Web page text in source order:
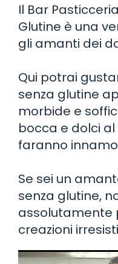
Il Bar
Glutine è una
gli amanti dei
Qui potrai
senza glutine
morbide e
bocca e dolci
faranno
Se sei un
senza glutine,
assolutamente
creazioni